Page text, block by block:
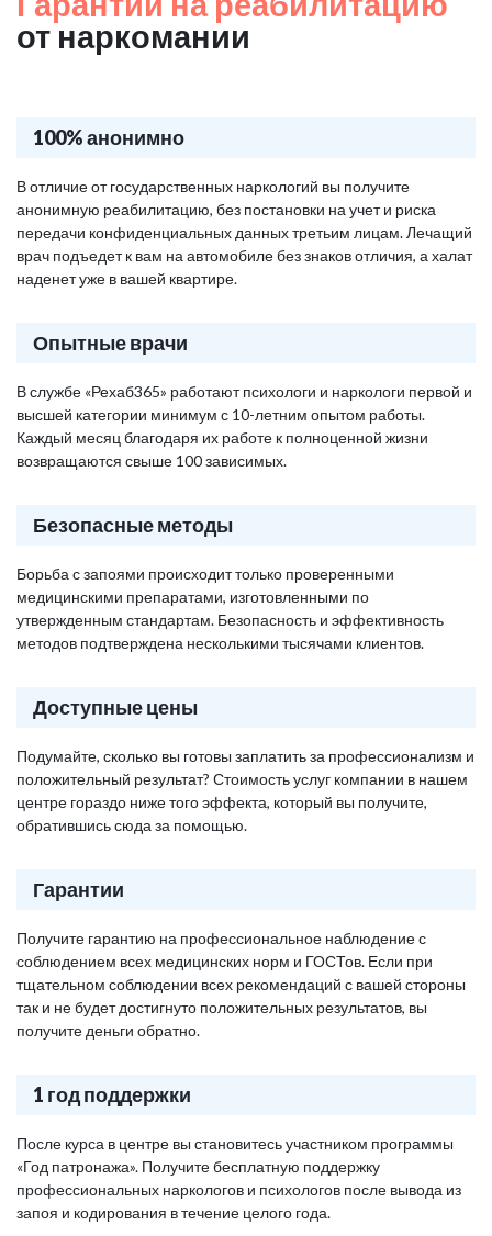
от наркомании
100% анонимно
В отличие от государственных наркологий вы получите
анонимную реабилитацию, без постановки на учет и риска
передачи конфиденциальных данных третьим лицам. Лечащий
врач подъедет к вам на автомобиле без знаков отличия, а халат
наденет уже в вашей квартире.
Опытные врачи
В службе «Рехаб365» работают психологи и наркологи первой и
высшей категории минимум с 10-летним опытом работы.
Каждый месяц благодаря их работе к полноценной жизни
возвращаются свыше 100 зависимых.
Безопасные методы
Борьба с запоями происходит только проверенными
медицинскими препаратами, изготовленными по
утвержденным стандартам. Безопасность и эффективность
методов подтверждена несколькими тысячами клиентов.
Доступные цены
Подумайте, сколько вы готовы заплатить за профессионализм и
положительный результат? Стоимость услуг компании в нашем
центре гораздо ниже того эффекта, который вы получите,
обратившись сюда за помощью.
Гарантии
Получите гарантию на профессиональное наблюдение с
соблюдением всех медицинских норм и ГОСТов. Если при
тщательном соблюдении всех рекомендаций с вашей стороны
так и не будет достигнуто положительных результатов, вы
получите деньги обратно.
1 год поддержки
После курса в центре вы становитесь участником программы
«Год патронажа». Получите бесплатную поддержку
профессиональных наркологов и психологов после вывода из
запоя и кодирования в течение целого года.